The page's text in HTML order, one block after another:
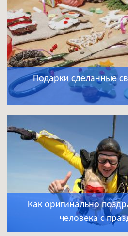
Подарки сделанные
Как оригинально
человека с